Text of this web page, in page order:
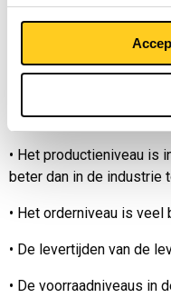
ten opzichte van vorige
Ten opzichte van de
conclusies te trekken
afgelopen maand:
• Het productieniveau is
beter dan in de industrie
• Het orderniveau is veel
• De levertijden van de
• De voorraadniveaus in